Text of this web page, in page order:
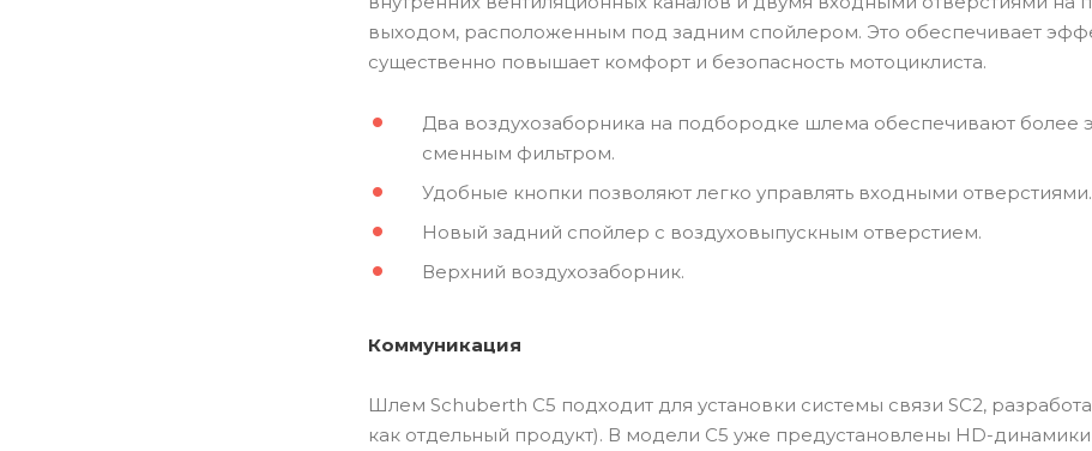
выходом, расположенным под задним спойлером. Это обеспечивает
существенно повышает комфорт и безопасность мотоциклиста.
Два воздухозаборника на подбородке шлема обеспечивают
сменным фильтром.
Удобные кнопки позволяют легко управлять входными отверстиями.
Новый задний спойлер с воздуховыпускным отверстием.
Верхний воздухозаборник.
Коммуникация
Шлем Schuberth C5 подходит для установки системы связи SC2,
как отдельный продукт). В модели C5 уже предустановлены HD-